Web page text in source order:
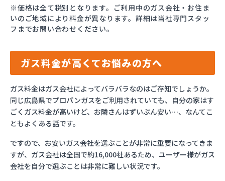
※価格は全て税別となります。ご利用中のガス会社・お住ま
いのご地域により料金が異なります。詳細は当社専門スタッ
フまでお問い合わせください。
ガス料金が高くてお悩みの方へ
ガス料金はガス会社によってバラバラなのはご存知でしょうか。
同じ広島県でプロパンガスをご利用されていても、自分の家はす
ごくガス料金が高いけど、お隣さんはずいぶん安い…、なんてこ
ともよくある話です。
ですので、お安いガス会社を選ぶことが非常に重要になってきま
すが、ガス会社は全国で約16,000社あるため、ユーザー様がガス
会社を自分で選ぶことは非常に難しい状況です。